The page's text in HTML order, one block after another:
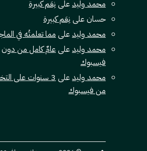
محمد وليدعلىنِعَم كبيرة
حسانعلىنِعَم كبيرة
محمد وليدعلىمما تعلمتُه في
محمد وليدعلىعامٌ كامل من دون
فيسبوك
محمد وليدعلى 3 سنوات على
من فيسبوك